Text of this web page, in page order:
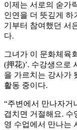
이제는 서로의 숟가
인연을 더 뜻깊게 하
기부터 참여했던 서
다.
그녀가 이 문화체육
(押花)’. 수강생으로
을 가르치는 강사가
활동 중이다.
“주변에서 만나자거
겹치면 거절해요. 수
영 수업에서 만나는